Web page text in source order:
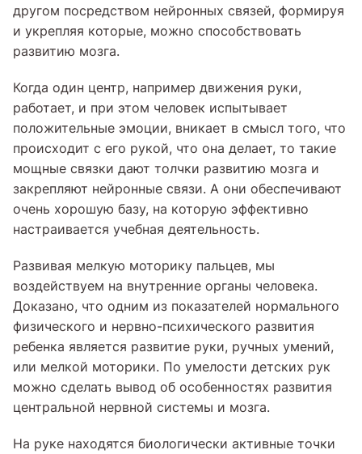
другом посредством нейронных связей, формируя
и укрепляя которые, можно способствовать
развитию мозга.
Когда один центр, например движения руки,
работает, и при этом человек испытывает
положительные эмоции, вникает в смысл того, что
происходит с его рукой, что она делает, то такие
мощные связки дают толчки развитию мозга и
закрепляют нейронные связи. А они обеспечивают
очень хорошую базу, на которую эффективно
настраивается учебная деятельность.
Развивая мелкую моторику пальцев, мы
воздействуем на внутренние органы человека.
Доказано, что одним из показателей нормального
физического и нервно-психического развития
ребенка является развитие руки, ручных умений,
или мелкой моторики. По умелости детских рук
можно сделать вывод об особенностях развития
центральной нервной системы и мозга.
На руке находятся биологически активные точки